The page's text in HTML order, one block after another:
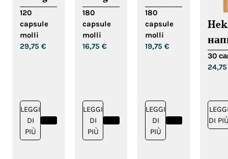
3
vegane
in
120
capsule
molli
29,75 €
LEGGI
DI
PIÙ
3 da
olio di
pesce
180
capsule
molli
16,75 €
LEGGI
DI
PIÙ
krill in
capsule
molli
180
capsule
molli
19,75 €
LEGGI
DI
PIÙ
30
DI